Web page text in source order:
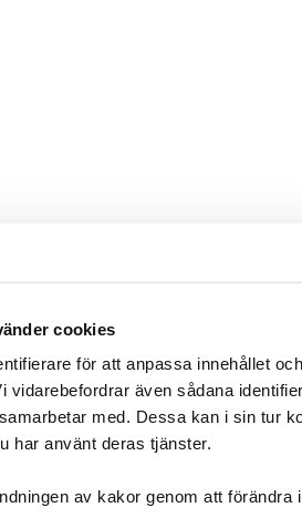
cookies
för att anpassa innehållet
vidarebefordrar även sådana
med. Dessa kan i sin tur
har använt deras tjänster.
av kakor genom att